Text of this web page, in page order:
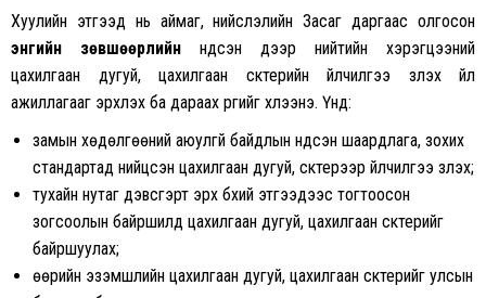
Хуулийн этгээд нь аймаг, нийслэлийн Засаг даргаас олгосон
энгийн зөвшөөрлийн үндсэн дээр нийтийн хэрэгцээний
цахилгаан дугуй, цахилгаан скүүтерийн үйлчилгээ үзүүлэх үйл
ажиллагааг эрхлэх ба дараах үүргийг хүлээнэ. Үүнд:
замын хөдөлгөөний аюулгүй байдлын үндсэн шаардлага, зохих
стандартад нийцсэн цахилгаан дугуй, скүүтерээр үйлчилгээ үзүүлэх;
тухайн нутаг дэвсгэрт эрх бүхий этгээдээс тогтоосон
зогсоолын байршилд цахилгаан дугуй, цахилгаан скүүтерийг
байршуулах;
өөрийн эзэмшлийн цахилгаан дугуй, цахилгаан скүүтерийг улсын